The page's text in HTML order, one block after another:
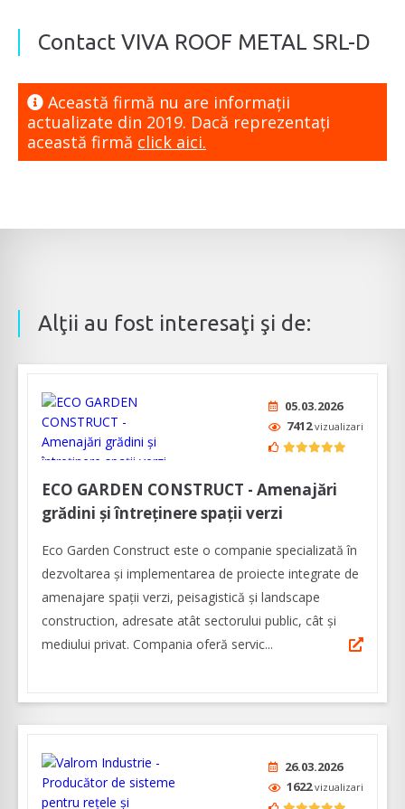
Contact VIVA ROOF METAL SRL-D
Această firmă nu are informaţii
actualizate din 2019. Dacă reprezentaţi
această firmă click aici.
Alţii au fost interesaţi şi de:
05.03.2026
7412vizualizari
ECO GARDEN CONSTRUCT - Amenajări
grădini și întreținere spații verzi
Eco Garden Construct este o companie specializată în
dezvoltarea și implementarea de proiecte integrate de
amenajare spații verzi, peisagistică și landscape
construction, adresate atât sectorului public, cât și
mediului privat. Compania oferă servic...
26.03.2026
1622vizualizari